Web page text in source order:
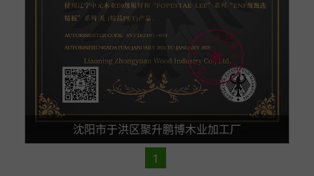
沈阳市于洪区聚升鹏博木业加工厂
1